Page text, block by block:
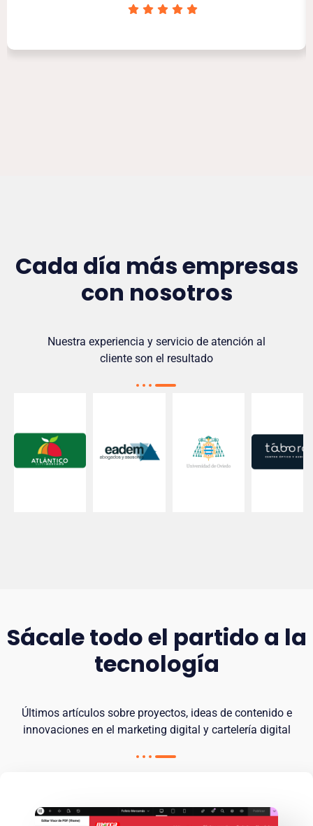
Cada día más empresas
con nosotros
Nuestra experiencia y servicio de atención al
cliente son el resultado
Sácale todo el partido a la
tecnología
Últimos artículos sobre proyectos, ideas de contenido e
innovaciones en el marketing digital y cartelería digital